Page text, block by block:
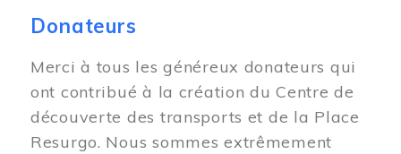
Donateurs
Merci à tous les généreux donateurs qui
ont contribué à la création du Centre de
découverte des transports et de la Place
Resurgo. Nous sommes extrêmement